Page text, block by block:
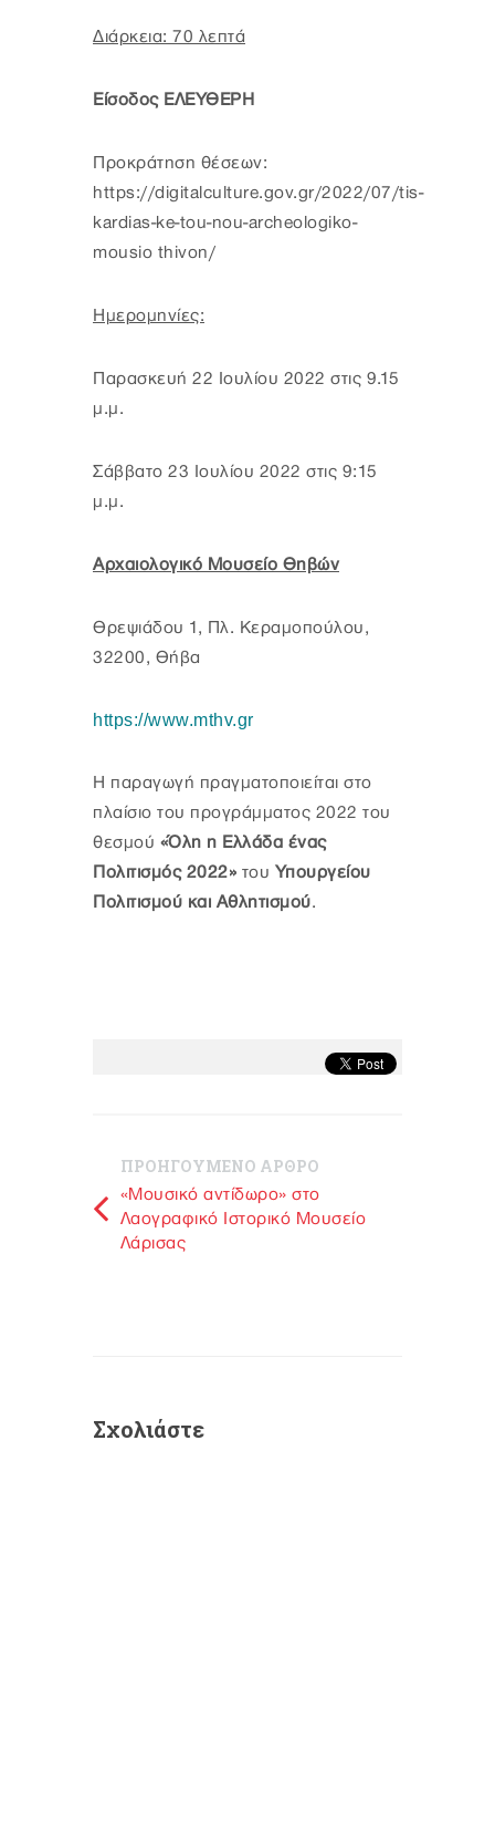
Διάρκεια: 70 λεπτά
Είσοδος ΕΛΕΥΘΕΡΗ
Προκράτηση θέσεων:
https://digitalculture.gov.gr/2022/07/tis-
kardias-ke-tou-nou-archeologiko-
mousio thivon/
Ημερομηνίες:
Παρασκευή 22 Ιουλίου 2022 στις 9.15
μ.μ.
Σάββατο 23 Ιουλίου 2022 στις 9:15
μ.μ.
Αρχαιολογικό Μουσείο Θηβών
Θρεψιάδου 1, Πλ. Κεραμοπούλου,
32200, Θήβα
https://www.mthv.gr
Η παραγωγή πραγματοποιείται στο
πλαίσιο του προγράμματος 2022 του
θεσμού «Όλη η Ελλάδα ένας
Πολιτισμός 2022» του Υπουργείου
Πολιτισμού και Αθλητισμού.
ΠΡΟΗΓΟΥΜΕΝΟ ΑΡΘΡΟ
«Μουσικό αντίδωρο» στο
Λαογραφικό Ιστορικό Μουσείο
Λάρισας
Σχολιάστε